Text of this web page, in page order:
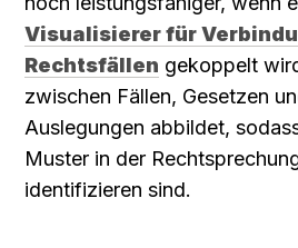
Visualisierer für
Rechtsfällen gekoppelt
zwischen Fällen, Gesetzen
Auslegungen abbildet,
Muster in der
identifizieren sind.